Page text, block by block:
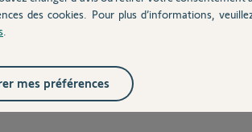
Posez votre question
des cookies. Pour plus d’informations,
mes préférences